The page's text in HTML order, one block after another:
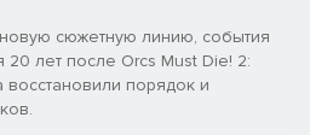
сюжетную линию, события
20 лет после Orcs Must Die! 2:
порядок и